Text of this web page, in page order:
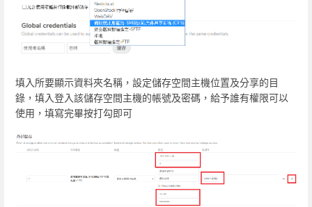
填入所要顯示資料夾名稱，設定儲存空間主機位置及分享的目
錄，填入登入該儲存空間主機的帳號及密碼，給予誰有權限可以
使用，填寫完畢按打勾即可